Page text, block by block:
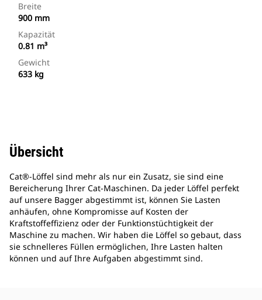
Breite
900 mm
Kapazität
0.81 m³
Gewicht
633 kg
Übersicht
Cat®-Löffel sind mehr als nur ein Zusatz, sie sind eine
Bereicherung Ihrer Cat-Maschinen. Da jeder Löffel perfekt
auf unsere Bagger abgestimmt ist, können Sie Lasten
anhäufen, ohne Kompromisse auf Kosten der
Kraftstoffeffizienz oder der Funktionstüchtigkeit der
Maschine zu machen. Wir haben die Löffel so gebaut, dass
sie schnelleres Füllen ermöglichen, Ihre Lasten halten
können und auf Ihre Aufgaben abgestimmt sind.